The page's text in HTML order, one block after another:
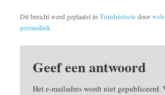
Dit bericht werd geplaatst inTuinhistoriedoor
permalink .
Geef een antwoord
Het e-mailadres wordt niet gepubliceerd.